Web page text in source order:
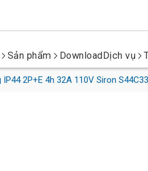
Sản phẩm DownloadDịch vụ
2P+E 4h 32A 110V Siron